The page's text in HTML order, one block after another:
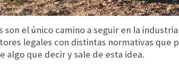
son el único camino a seguir en la
legales con distintas normativas que
algo que decir y sale de esta idea.